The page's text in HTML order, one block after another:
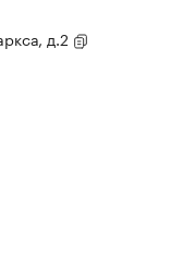
д.2